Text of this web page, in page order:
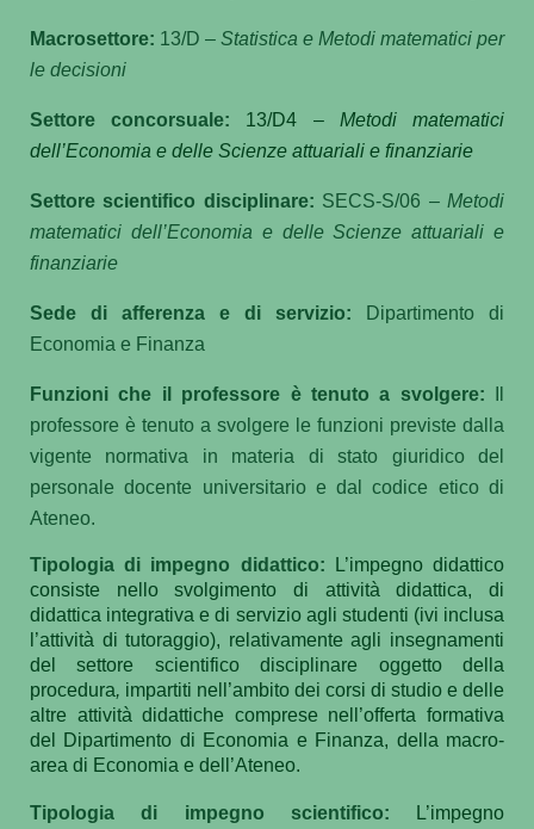
Macrosettore: 13/D – Statistica e Metodi matematici per
le decisioni
Settore concorsuale: 13/D4 – Metodi matematici
dell’Economia e delle Scienze attuariali e finanziarie
Settore scientifico disciplinare: SECS-S/06 –Metodi
matematici dell’Economia e delle Scienze attuariali e
finanziarie
Sede di afferenza e di servizio: Dipartimento di
Economia e Finanza
Funzioni che il professore è tenuto a svolgere:
professore è tenuto a svolgere le funzioni previste dalla
vigente normativa in materia di stato giuridico del
personale docente universitario e dal codice etico di
Ateneo.
Tipologia di impegno didattico:
L’impegno didattico
consiste nello svolgimento di attività didattica, di
didattica integrativa e di servizio agli studenti (ivi inclusa
l’attività di tutoraggio), relativamente agli insegnamenti
del settore scientifico disciplinare oggetto della
procedura, impartiti nell’ambito dei corsi di studio e delle
altre attività didattiche comprese nell’offerta formativa
del Dipartimento di Economia e Finanza, della macro-
area di Economia e dell’Ateneo.
Tipologia di impegno scientifico:
L’impegno